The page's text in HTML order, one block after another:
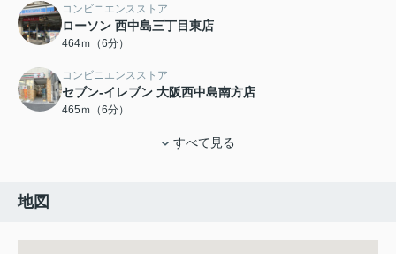
コンビニエンスストア
ローソン 西中島三丁目東店
464ｍ（6分）
コンビニエンスストア
セブン-イレブン 大阪西中島南方店
465ｍ（6分）
すべて見る
地図